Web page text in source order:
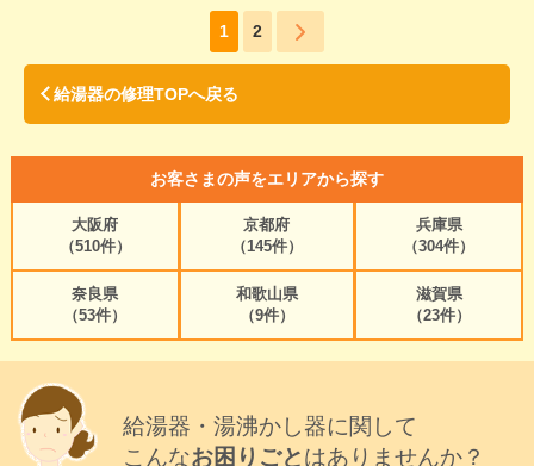
1 2
給湯器の修理TOPへ戻る
お客さまの声をエリアから探す
大阪府
（510件）
京都府
（145件）
兵庫県
（304件）
奈良県
（53件）
和歌山県
（9件）
滋賀県
（23件）
給湯器・湯沸かし器に関して
こんなお困りごとはありませんか？